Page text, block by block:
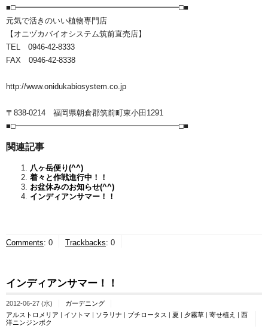
■□━━━━━━━━━━━━━━━━━━━━━□■
元気で活きのいい植物専門店
【オニヅカバイオシステム筑前直売店】
TEL 0946-42-8333
FAX 0946-42-8338
http://www.onidukabiosystem.co.jp
〒838-0214 福岡県朝倉郡筑前町東小田1291
■□━━━━━━━━━━━━━━━━━━━━━□■
関連記事
八ヶ岳便り(^^)
着々と作戦進行中！！
お盆休みのお知らせ(^^)
インディアンサマー！！
Comments: 0 Trackbacks: 0
インディアンサマー！！
2012-06-27 (水)
ガーデニング
アルストロメリア
イソトマ ソラリナ プチロータス 夏 夕霧草 寄せ植え
西
洋ニンジンボク